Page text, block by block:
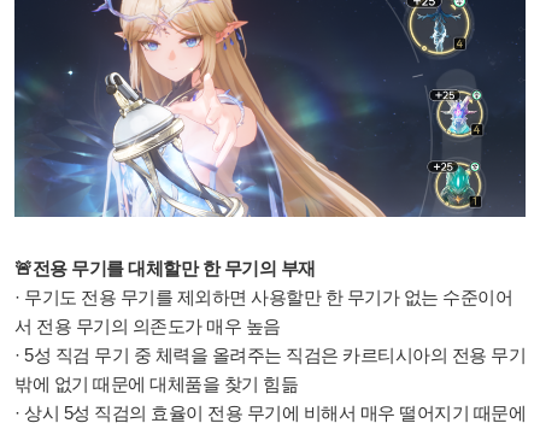
🚨전용 무기를 대체할만 한 무기의 부재
· 무기도 전용 무기를 제외하면 사용할만 한 무기가 없는 수준이어
서 전용 무기의 의존도가 매우 높음
· 5성 직검 무기 중 체력을 올려주는 직검은 카르티시아의 전용 무기
밖에 없기 때문에 대체품을 찾기 힘듦
· 상시 5성 직검의 효율이 전용 무기에 비해서 매우 떨어지기 때문에